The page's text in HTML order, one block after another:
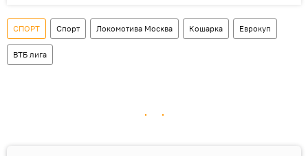
СПОРТ Спорт Локомотива Москва Кошарка Еврокуп
ВТБ лига